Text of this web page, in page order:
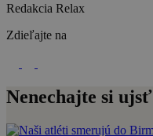
Redakcia Relax
Zdieľajte na
Nenechajte si ujsť